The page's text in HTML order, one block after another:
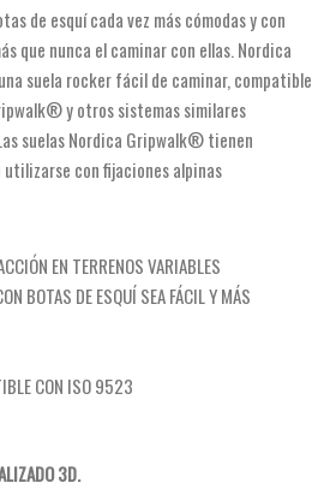
de esquí cada vez más cómodas y con
que nunca el caminar con ellas. Nordica
suela rocker fácil de caminar, compatible
y otros sistemas similares
suelas Nordica Gripwalk® tienen
con fijaciones alpinas
EN TERRENOS VARIABLES
BOTAS DE ESQUÍ SEA FÁCIL Y MÁS
CON ISO 9523
3D.